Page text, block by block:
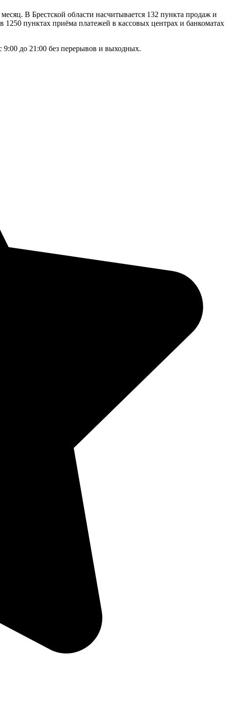
В Брестской области насчитывается 132 пункта продаж и
пунктах приёма платежей в кассовых центрах и банкоматах
до 21:00 без перерывов и выходных.